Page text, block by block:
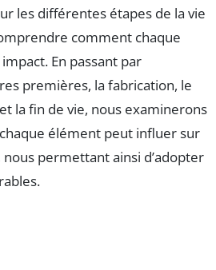
les différentes étapes de la vie
comment chaque
En passant par
premières, la fabrication, le
la fin de vie, nous examinerons
élément peut influer sur
nous permettant ainsi d’adopter